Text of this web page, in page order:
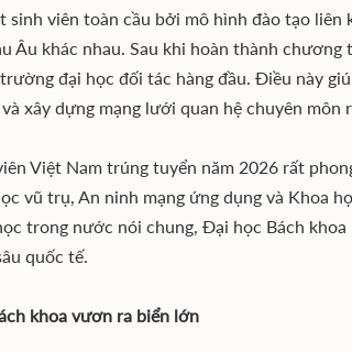
sinh viên toàn cầu bởi mô hình đào tạo
Âu khác nhau. Sau khi hoàn thành
đại học đối tác hàng đầu. Điều này
xây dựng mạng lưới quan hệ chuyên môn
Việt Nam trúng tuyển năm 2026 rất
vũ trụ, An ninh mạng ứng dụng và Khoa
trong nước nói chung, Đại học Bách
quốc tế.
khoa vươn ra biển lớn